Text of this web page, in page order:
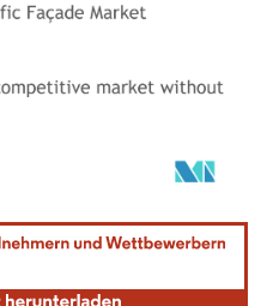
erfordert Namensnennung gemäß